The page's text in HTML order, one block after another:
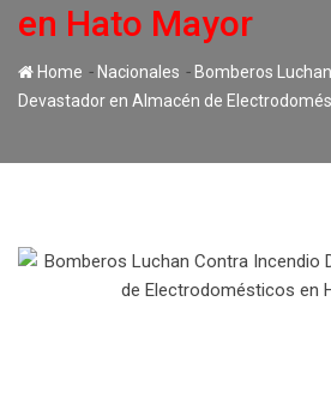
en Hato Mayor
Home - Nacionales - Bomberos
Devastador en Almacén de